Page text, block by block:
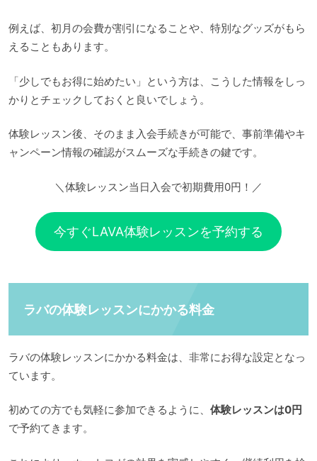
例えば、初月の会費が割引になることや、特別なグッズがもら
えることもあります。
「少しでもお得に始めたい」という方は、こうした情報をしっ
かりとチェックしておくと良いでしょう。
体験レッスン後、そのまま入会手続きが可能で、事前準備やキ
ャンペーン情報の確認がスムーズな手続きの鍵です。
＼体験レッスン当日入会で初期費用0円！／
今すぐLAVA体験レッスンを予約する
ラバの体験レッスンにかかる料金
ラバの体験レッスンにかかる料金は、非常にお得な設定となっ
ています。
初めての方でも気軽に参加できるように、 体験レッスンは0円
で予約てきます。